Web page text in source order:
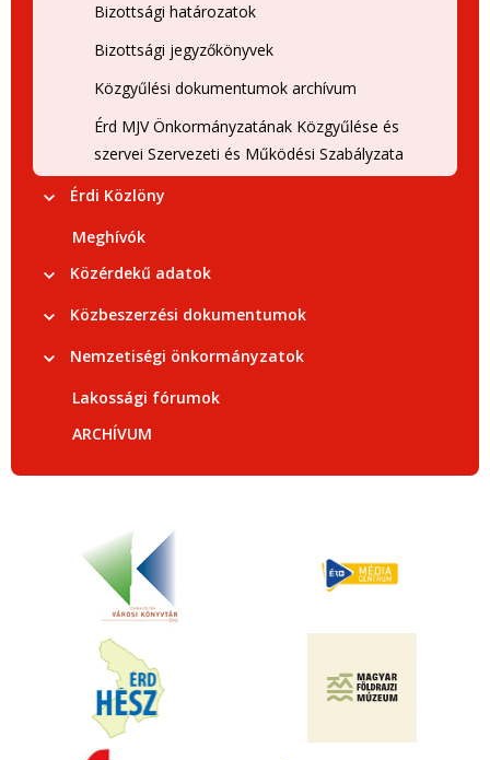
Bizottsági határozatok
Bizottsági jegyzőkönyvek
Közgyűlési dokumentumok archívum
Érd MJV Önkormányzatának Közgyűlése és
szervei Szervezeti és Működési Szabályzata
Érdi Közlöny
Meghívók
Közérdekű adatok
Közbeszerzési dokumentumok
Nemzetiségi önkormányzatok
Lakossági fórumok
ARCHÍVUM